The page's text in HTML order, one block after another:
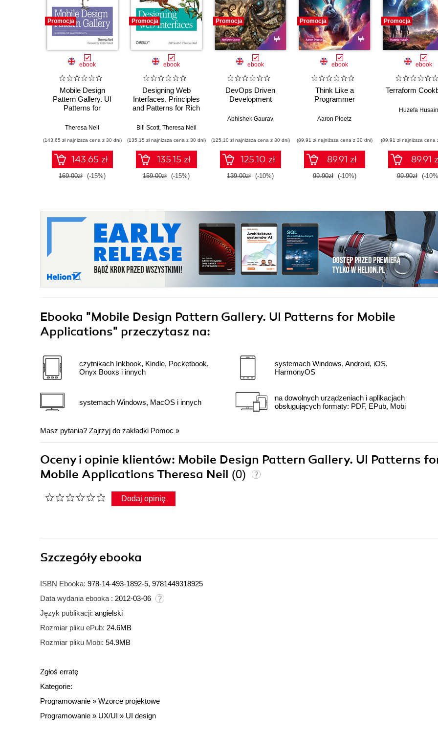
Promocja
ebook
Mobile Design
Pattern Gallery. UI
Patterns for
2nd Edition
Theresa Neil
(143,65 zł najniższa cena z 30 dni)
143.65 zł
169.00zł (-15%)
Promocja
ebook
Designing Web
Interfaces. Principles
and Patterns for Rich
Bill Scott, Theresa Neil
(135,15 zł najniższa cena z 30 dni)
135.15 zł
159.00zł (-15%)
Promocja
ebook
DevOps Driven
Development
Abhishek Gaurav
(125,10 zł najniższa cena z 30 dni)
125.10 zł
139.00zł (-10%)
Promocja
ebook
Think Like a
Programmer
Aaron Ploetz
(89,91 zł najniższa cena z 30 dni)
89.91 zł
99.90zł (-10%)
Promocja
ebook
Terraform
Huzefa Husain
(89,91 zł najniższa cena
89.91
99.90zł (-
Ebooka "Mobile Design Pattern Gallery. UI Patterns for Mobile
Applications" przeczytasz na:
czytnikach Inkbook, Kindle, Pocketbook,
Onyx Booxs i innych
systemach Windows, MacOS i innych
systemach Windows, Android, iOS,
HarmonyOS
na dowolnych urządzeniach i aplikacjach
obsługujących formaty: PDF, EPub, Mobi
Masz pytania? Zajrzyj do zakładki Pomoc »
Oceny i opinie klientów: Mobile Design Pattern Gallery. UI Patterns
Mobile Applications Theresa Neil (0)
Dodaj opinię
Szczegółyebooka
ISBN Ebooka: 978-14-493-1892-5, 9781449318925
Data wydania ebooka : 2012-03-06
Język publikacji: angielski
Rozmiar pliku ePub: 24.6MB
Rozmiar pliku Mobi: 54.9MB
Zgłoś erratę
Kategorie:
Programowanie » Wzorce projektowe
Programowanie » UX/UI » UI design